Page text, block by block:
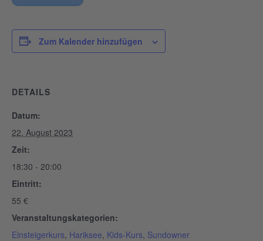
Zum Kalender hinzufügen
DETAILS
Datum:
22. August 2023
Zeit:
18:30 - 20:00
Eintritt:
55 €
Veranstaltungskategorien:
Einsteigerkurs, Hariksee, Kids-Kurs, Sundowner